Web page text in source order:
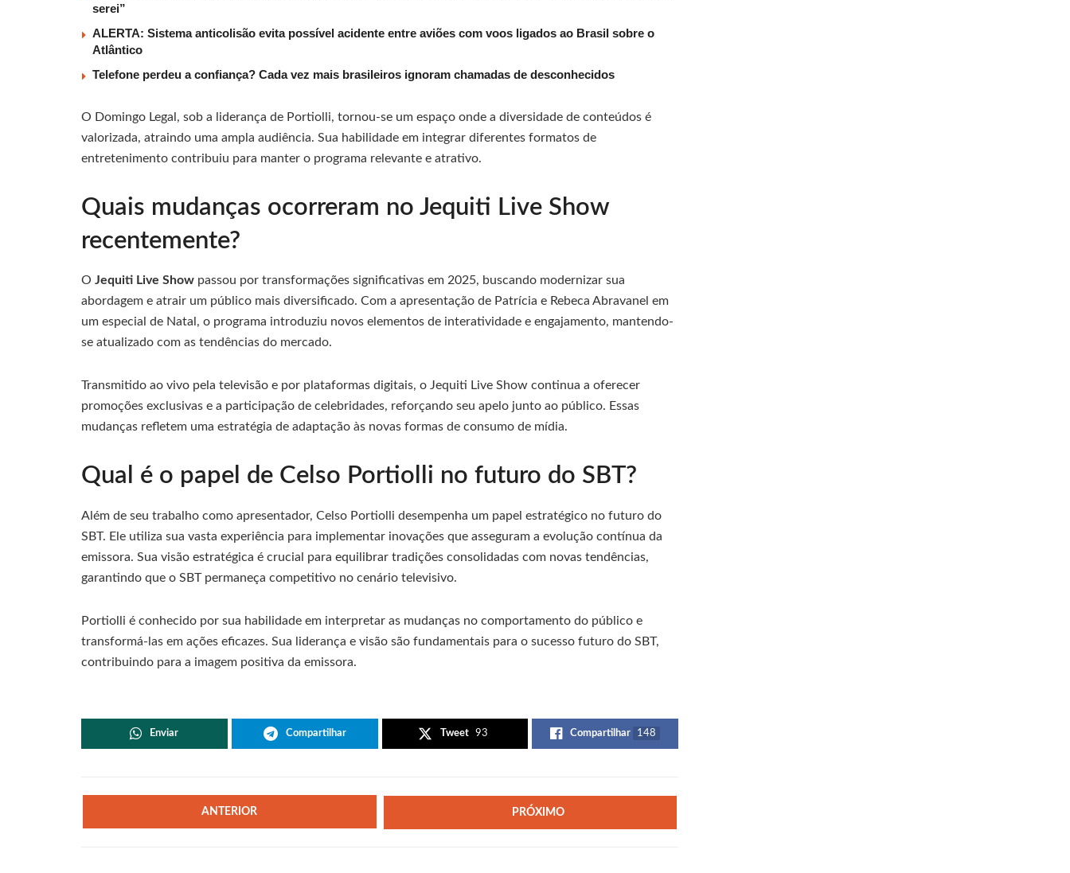
serei”
ALERTA: Sistema anticolisão evita possível acidente entre aviões com voos ligados ao Brasil sobre o
Atlântico
Telefone perdeu a confiança? Cada vez mais brasileiros ignoram chamadas de desconhecidos
O Domingo Legal, sob a liderança de Portiolli, tornou-se um espaço onde a diversidade de conteúdos é
valorizada, atraindo uma ampla audiência. Sua habilidade em integrar diferentes formatos de
entretenimento contribuiu para manter o programa relevante e atrativo.
Quais mudanças ocorreram no Jequiti Live Show
recentemente?
O Jequiti Live Show passou por transformações significativas em 2025, buscando modernizar sua
abordagem e atrair um público mais diversificado. Com a apresentação de Patrícia e Rebeca Abravanel em
um especial de Natal, o programa introduziu novos elementos de interatividade e engajamento, mantendo-
se atualizado com as tendências do mercado.
Transmitido ao vivo pela televisão e por plataformas digitais, o Jequiti Live Show continua a oferecer
promoções exclusivas e a participação de celebridades, reforçando seu apelo junto ao público. Essas
mudanças refletem uma estratégia de adaptação às novas formas de consumo de mídia.
Qual é o papel de Celso Portiolli no futuro do SBT?
Além de seu trabalho como apresentador, Celso Portiolli desempenha um papel estratégico no futuro do
SBT. Ele utiliza sua vasta experiência para implementar inovações que asseguram a evolução contínua da
emissora. Sua visão estratégica é crucial para equilibrar tradições consolidadas com novas tendências,
garantindo que o SBT permaneça competitivo no cenário televisivo.
Portiolli é conhecido por sua habilidade em interpretar as mudanças no comportamento do público e
transformá-las em ações eficazes. Sua liderança e visão são fundamentais para o sucesso futuro do SBT,
contribuindo para a imagem positiva da emissora.
Enviar Compartilhar Tweet 93 Compartilhar 148
ANTERIOR PRÓXIMO